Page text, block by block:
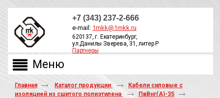
+7 (343) 237-2-666
e-mail: 1mkk@1mkk.ru
620137, г. Екатеринбург,
ул.Данилы Зверева, 31, литер Р
Партнеры
Главная Каталог продукции
Кабели силовые с
изоляцией из сшитого полиэтилена
ПвВнг(А)-35